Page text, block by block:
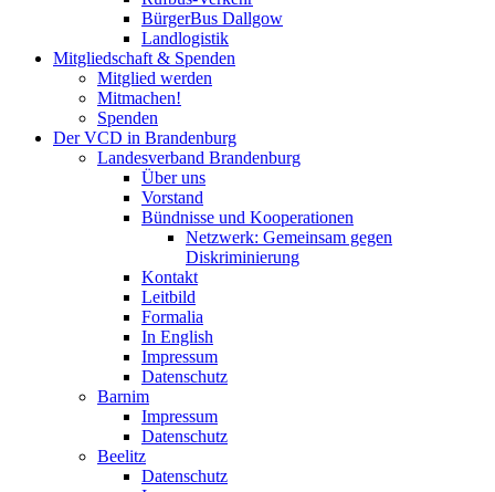
BürgerBus Dallgow
Landlogistik
Mitgliedschaft & Spenden
Mitglied werden
Mitmachen!
Spenden
Der VCD in Brandenburg
Landesverband Brandenburg
Über uns
Vorstand
Bündnisse und Kooperationen
Netzwerk: Gemeinsam gegen
Diskriminierung
Kontakt
Leitbild
Formalia
In English
Impressum
Datenschutz
Barnim
Impressum
Datenschutz
Beelitz
Datenschutz